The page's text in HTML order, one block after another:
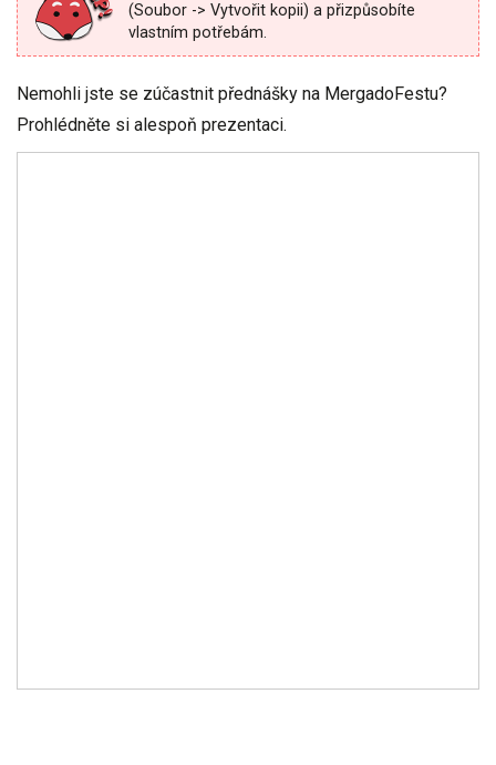
(Soubor -> Vytvořit kopii) a přizpůsobíte
vlastním potřebám.
Nemohli jste se zúčastnit přednášky na MergadoFestu?
Prohlédněte si alespoň prezentaci.